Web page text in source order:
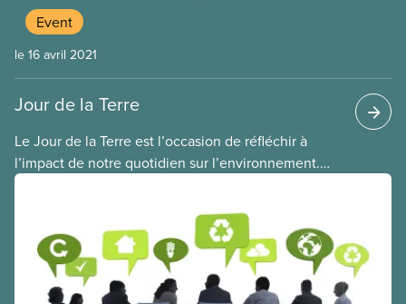
Event
le 16 avril 2021
Jour de la Terre
Le Jour de la Terre est l’occasion de réfléchir à
l’impact de notre quotidien sur l’environnement.
Mais c’est aussi le moment de transformer des